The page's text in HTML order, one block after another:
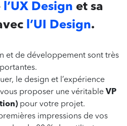
l’UX Design et sa
l’UI Design.
et de développement sont très
le design et l’expérience
proposer une véritable VP
pour votre projet.
impressions de vos